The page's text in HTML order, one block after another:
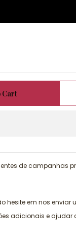
Cart
de campanhas
hesite em nos
adicionais e ajudar